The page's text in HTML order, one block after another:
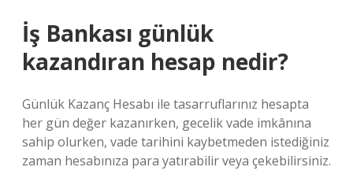
İş Bankası günlük
kazandıran hesap nedir?
Günlük Kazanç Hesabı ile tasarruflarınız hesapta
her gün değer kazanırken, gecelik vade imkânına
sahip olurken, vade tarihini kaybetmeden istediğiniz
zaman hesabınıza para yatırabilir veya çekebilirsiniz.